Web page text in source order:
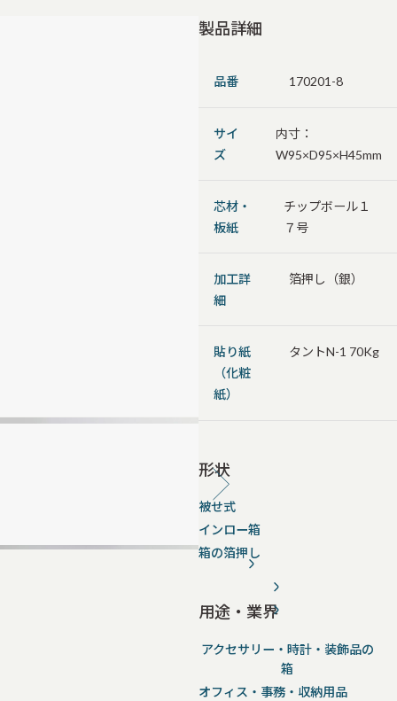
製品詳細
品番 170201-8
サイ
ズ
内寸：
W95×D95×H45mm
芯材・
板紙
チップボール１
７号
加工詳
細
箔押し（銀）
貼り紙
（化粧
紙）
タントN-1 70Kg
形状
被せ式
インロー箱
箱の箔押し
用途・業界
アクセサリー・時計・装飾品の
箱
オフィス・事務・収納用品